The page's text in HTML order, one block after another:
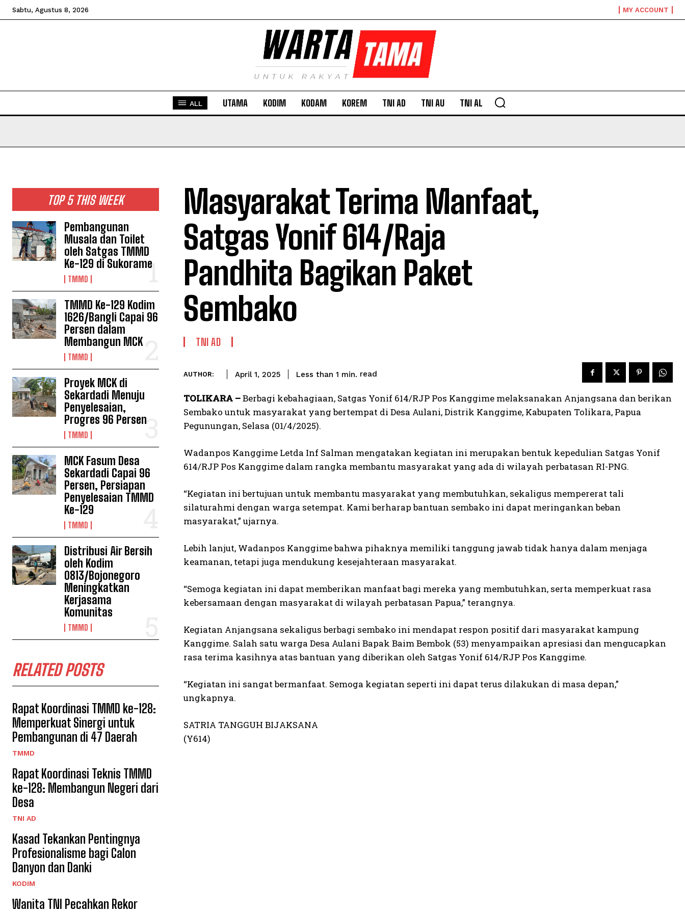
Sabtu, Agustus 8, 2026 MY ACCOUNT
ALL UTAMA KODIM KODAM KOREM TNI AD TNI AU TNI AL
TOP 5 THIS WEEK
Pembangunan
Musala dan Toilet
oleh Satgas TMMD
Ke-129 di Sukorame
TMMD
TMMD Ke-129 Kodim
1626/Bangli Capai 96
Persen dalam
Membangun MCK
TMMD
Proyek MCK di
Sekardadi Menuju
Penyelesaian,
Progres 96 Persen
TMMD
MCK Fasum Desa
Sekardadi Capai 96
Persen, Persiapan
Penyelesaian TMMD
Ke-129
TMMD
Distribusi Air Bersih
oleh Kodim
0813/Bojonegoro
Meningkatkan
Kerjasama
Komunitas
TMMD
RELATED POSTS
Rapat Koordinasi TMMD ke-128:
Memperkuat Sinergi untuk
Pembangunan di 47 Daerah
TMMD
Rapat Koordinasi Teknis TMMD
ke-128: Membangun Negeri dari
Desa
TNI AD
Kasad Tekankan Pentingnya
Profesionalisme bagi Calon
Danyon dan Danki
KODIM
Wanita TNI Pecahkan Rekor
Masyarakat Terima Manfaat,
Satgas Yonif 614/Raja
Pandhita Bagikan Paket
Sembako
TNI AD
AUTHOR: April 1, 2025 Less than 1 min. read
TOLIKARA –Berbagi kebahagiaan, Satgas Yonif 614/RJP Pos Kanggime melaksanakan Anjangsana dan berikan
Sembako untuk masyarakat yang bertempat di Desa Aulani, Distrik Kanggime, Kabupaten Tolikara, Papua
Pegunungan, Selasa (01/4/2025).
Wadanpos Kanggime Letda Inf Salman mengatakan kegiatan ini merupakan bentuk kepedulian Satgas Yonif
614/RJP Pos Kanggime dalam rangka membantu masyarakat yang ada di wilayah perbatasan RI-PNG.
“Kegiatan ini bertujuan untuk membantu masyarakat yang membutuhkan, sekaligus mempererat tali
silaturahmi dengan warga setempat. Kami berharap bantuan sembako ini dapat meringankan beban
masyarakat,” ujarnya.
Lebih lanjut, Wadanpos Kanggime bahwa pihaknya memiliki tanggung jawab tidak hanya dalam menjaga
keamanan, tetapi juga mendukung kesejahteraan masyarakat.
“Semoga kegiatan ini dapat memberikan manfaat bagi mereka yang membutuhkan, serta memperkuat rasa
kebersamaan dengan masyarakat di wilayah perbatasan Papua,” terangnya.
Kegiatan Anjangsana sekaligus berbagi sembako ini mendapat respon positif dari masyarakat kampung
Kanggime. Salah satu warga Desa Aulani Bapak Baim Bembok (53) menyampaikan apresiasi dan mengucapkan
rasa terima kasihnya atas bantuan yang diberikan oleh Satgas Yonif 614/RJP Pos Kanggime.
“Kegiatan ini sangat bermanfaat. Semoga kegiatan seperti ini dapat terus dilakukan di masa depan,”
ungkapnya.
SATRIA TANGGUH BIJAKSANA
(Y614)